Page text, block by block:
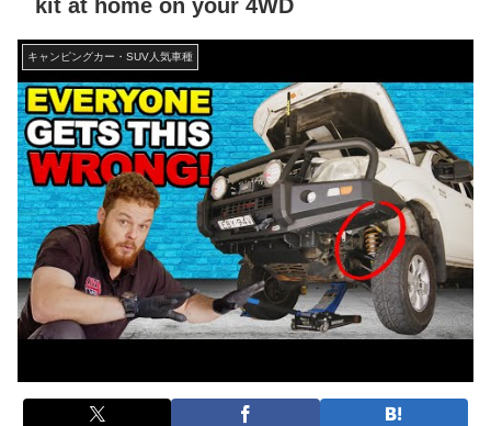
kit at home on your 4WD
キャンピングカー・SUV人気車種